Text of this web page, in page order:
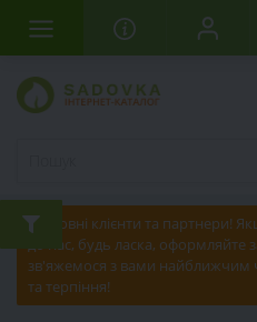
Шановні клієнти та партнери!
до нас, будь ласка, оформляйте
зв'яжемося з вами найближчим
та терпіння!